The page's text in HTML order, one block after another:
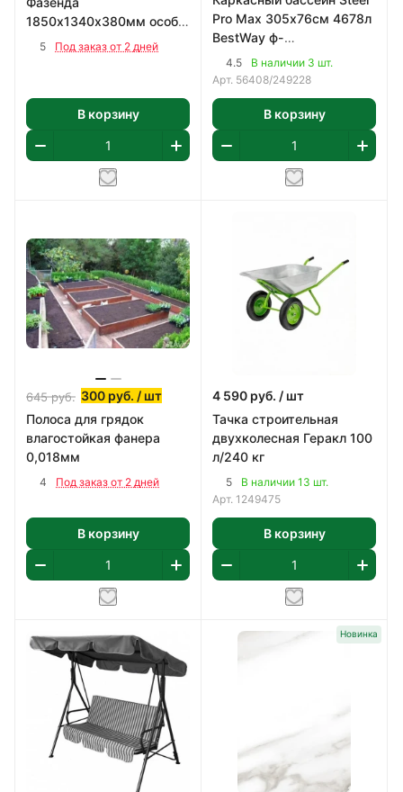
1850х1340х380мм особо
прочная котловая сталь
5 Под заказ от 2 дней
В корзину
Pro Max 305х76см 4678л
BestWay ф-
насос,картридж 58093
арт 56408
4.5
В наличии 3 шт.
Арт. 56408/249228
В корзину
645руб. 300 руб. / шт
Полоса для грядок
влагостойкая фанера
0,018мм
4 Под заказ от 2 дней
В корзину
4 590 руб. / шт
Тачка строительная
двухколесная Геракл 100
л/240 кг
5
В наличии 13 шт.
Арт. 1249475
В корзину
Новинка